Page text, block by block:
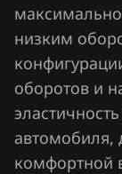
Derways
Dodge
Dongfeng
Exeed
Extreme
низким
оборотов и
автомобиля,
комфортной